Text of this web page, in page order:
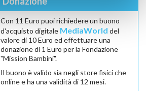
Con 11 Euro puoi richiedere un buono
d'acquisto digitale MediaWorld del
valore di 10 Euro ed effettuare una
donazione di 1 Euro per la Fondazione
"Mission Bambini".
Il buono è valido sia negli store fisici che
online e ha una validità di 12 mesi.